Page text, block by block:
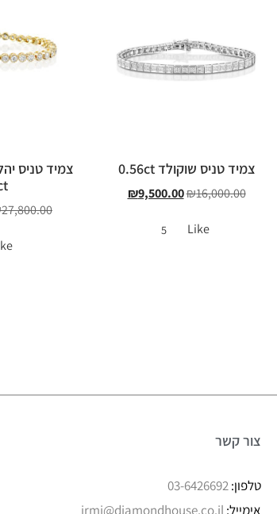
צמיד טניס שוקולד 0.56ct
₪16,000.00
₪9,500.00
Like
5
צמיד טניס
27,800.00
צור קשר
טלפון:03-6426692
אימייל: irmi@diamondhouse.co.il